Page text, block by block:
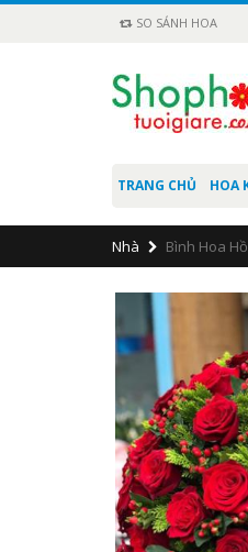
SO SÁNH HOA
TRANG CHỦ HOA
Nhà Bình Hoa